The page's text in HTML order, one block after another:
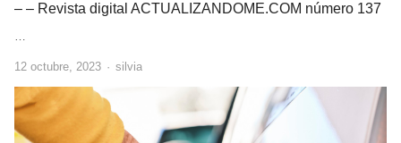
– – Revista digital ACTUALIZANDOME.COM número 137
…
12 octubre, 2023 Author
silvia